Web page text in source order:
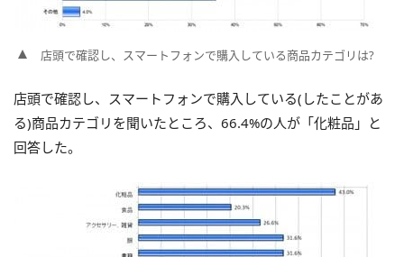
店頭で確認し、スマートフォンで購入している商品カテゴリは?
店頭で確認し、スマートフォンで購入している(したことがあ
る)商品カテゴリを聞いたところ、66.4%の人が「化粧品」と
回答した。